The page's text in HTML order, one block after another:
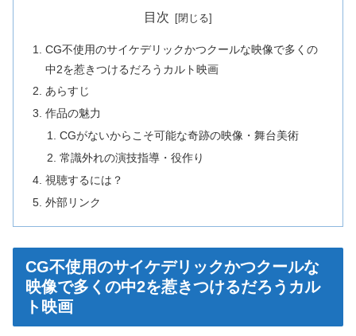
目次
CG不使用のサイケデリックかつクールな映像で多くの
中2を惹きつけるだろうカルト映画
あらすじ
作品の魅力
CGがないからこそ可能な奇跡の映像・舞台美術
常識外れの演技指導・役作り
視聴するには？
外部リンク
CG不使用のサイケデリックかつクールな
映像で多くの中2を惹きつけるだろうカル
ト映画